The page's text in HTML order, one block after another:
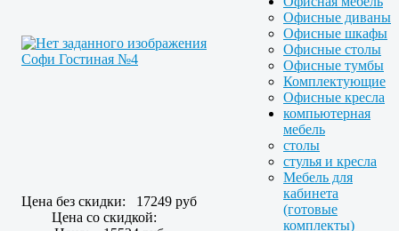
Софи Гостиная №4
Цена без скидки:
17249 руб
Цена со скидкой:
Офисные диваны
Офисные шкафы
Офисные столы
Офисные тумбы
Комплектующие
Офисные кресла
компьютерная
мебель
столы
стулья и кресла
Мебель для
кабинета
(готовые
комплекты)